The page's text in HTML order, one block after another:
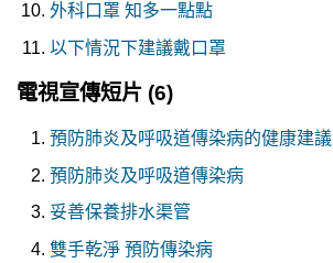
外科口罩 知多一點點
以下情況下建議戴口罩
電視宣傳短片 (6)
預防肺炎及呼吸道傳染病的健康建議
預防肺炎及呼吸道傳染病
妥善保養排水渠管
雙手乾淨 預防傳染病